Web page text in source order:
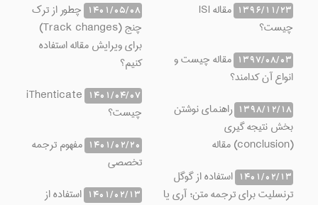
1401/05/08
چطور از ترک
چنج (Track changes)
برای ویرایش مقاله استفاده
کنیم؟
1401/04/07
iThenticate
چیست؟
1401/02/20
مفهوم ترجمه
تخصصی
1401/02/13
استفاده از
1396/11/23
مقاله ISI
چیست؟
1397/08/03
مقاله چیست و
انواع آن کدامند؟
1398/12/18
راهنمای نوشتن
بخش نتیجه گیری
(conclusion) مقاله
1401/02/13
استفاده از گوگل
ترنسلیت برای ترجمه متن؛ آری یا